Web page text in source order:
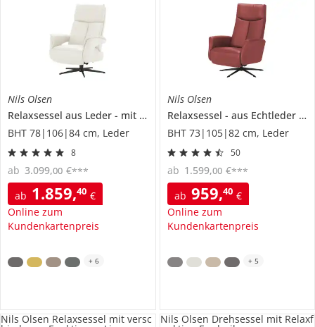
Nils Olsen
Relaxsessel aus Leder
mit verschiedenen Funktionen
Lia
BHT 78|106|84 cm, Leder
8
ab 1.859,40 €
Online zum
Kundenkartenpreis
ab 3.099,00 €***
+ 6
Nils Olsen
Relaxsessel
aus Echtleder
BHT 73|105|82 cm, Leder
50
ab 959,40 €
Online zum
Kundenkartenpreis
ab 1.599,00 €***
+ 5
Nils Olsen Relaxsessel mit versc Nils Olsen Drehsessel mit Relaxf